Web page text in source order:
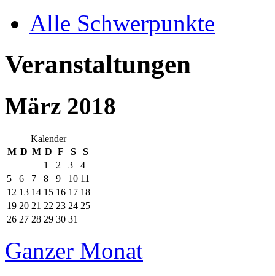
Alle Schwerpunkte
Veranstaltungen
März 2018
Kalender
M D M D F S
S
1
2 3
4
5
6 7 8 9 10 11
12 13 14 15 16 17 18
19 20 21 22 23 24 25
26 27 28 29 30 31
Ganzer Monat